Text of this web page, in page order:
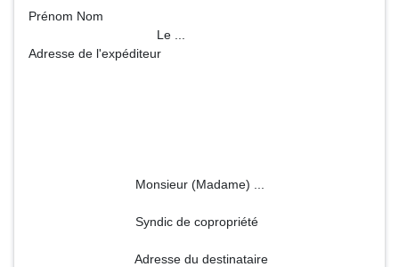
Prénom Nom
Le ...
Adresse de l'expéditeur
Monsieur (Madame) ...
Syndic de copropriété
Adresse du destinataire